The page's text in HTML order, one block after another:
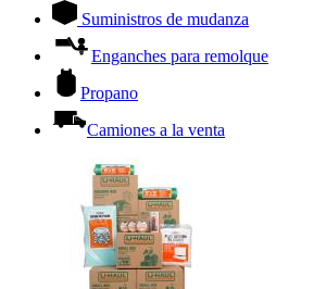
Suministros de mudanza
Enganches para remolque
Propano
Camiones a la venta